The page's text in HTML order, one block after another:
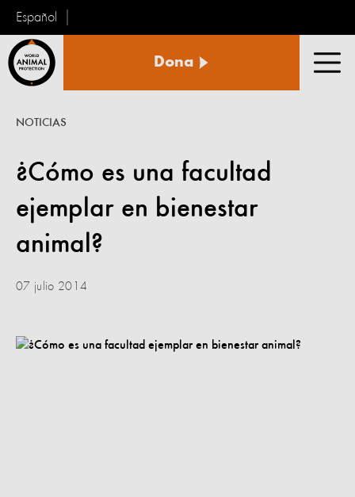
Español
Animal
Dona
¿Cómo es una facultad
ejemplar en bienestar
animal?
NOTICIAS
07 julio 2014